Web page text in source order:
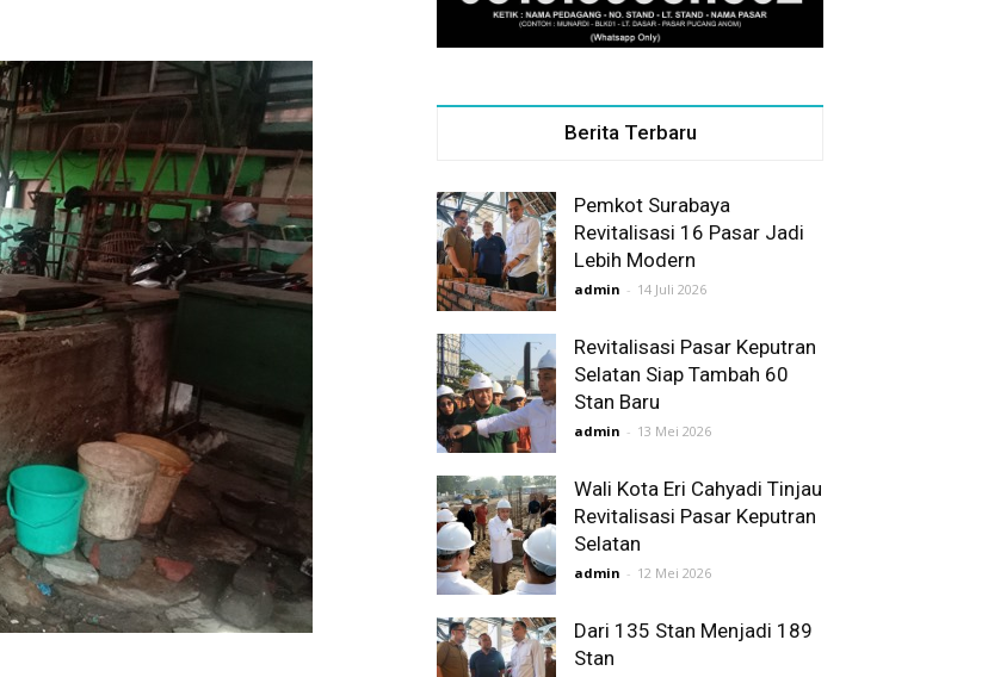
Berita Terbaru
Pemkot Surabaya
Revitalisasi 16 Pasar Jadi
Lebih Modern
admin - 14 Juli 2026
Revitalisasi Pasar Keputran
Selatan Siap Tambah 60
Stan Baru
admin - 13 Mei 2026
Wali Kota Eri Cahyadi Tinjau
Revitalisasi Pasar Keputran
Selatan
admin - 12 Mei 2026
Dari 135 Stan Menjadi 189
Stan